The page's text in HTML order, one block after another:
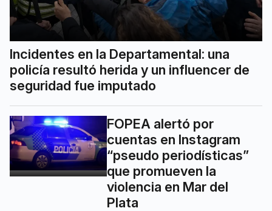
Incidentes en la Departamental: una
policía resultó herida y un influencer de
seguridad fue imputado
FOPEA alertó por
cuentas en Instagram
“pseudo periodísticas”
que promueven la
violencia en Mar del
Plata